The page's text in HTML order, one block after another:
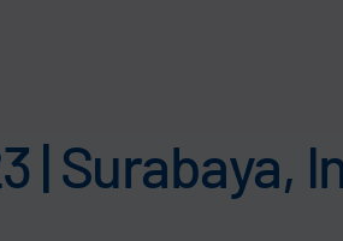
| Surabaya,